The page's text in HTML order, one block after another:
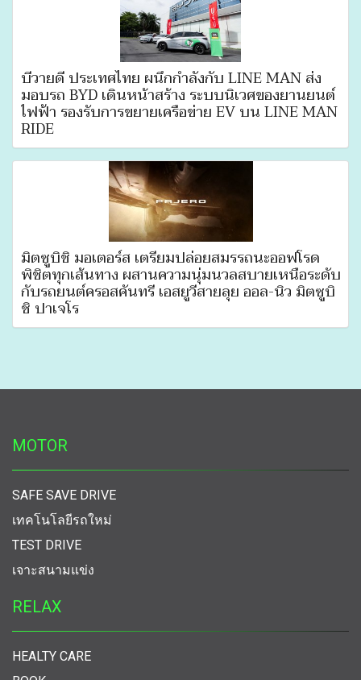
บีวายดี ประเทศไทย ผนึกกำลังกับ LINE MAN ส่ง
มอบรถ BYD เดินหน้าสร้าง ระบบนิเวศของยานยนต์
ไฟฟ้า รองรับการขยายเครือข่าย EV บน LINE MAN
RIDE
มิตซูบิชิ มอเตอร์ส เตรียมปล่อยสมรรถนะออฟโรด
พิชิตทุกเส้นทาง ผสานความนุ่มนวลสบายเหนือระดับ
กับรถยนต์ครอสคันทรี เอสยูวีสายลุย ออล-นิว มิตซูบิ
ชิ ปาเจโร
MOTOR
SAFE SAVE DRIVE
เทคโนโลยีรถใหม่
TEST DRIVE
เจาะสนามแข่ง
RELAX
HEALTY CARE